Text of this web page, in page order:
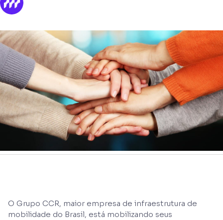
O Grupo CCR, maior empresa de infraestrutura de
mobilidade do Brasil, está mobilizando seus